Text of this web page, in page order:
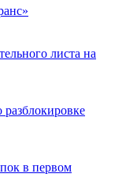
листа на
в первом